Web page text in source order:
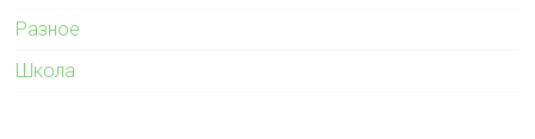
Разное
Школа